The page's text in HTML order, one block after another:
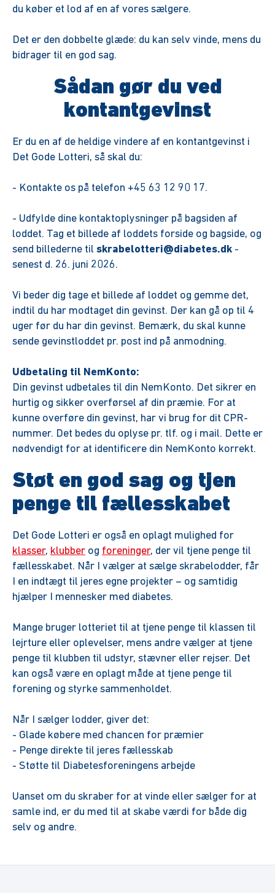
du køber et lod af en af vores sælgere.
Det er den dobbelte glæde: du kan selv vinde, mens du
bidrager til en god sag.
Sådan gør du ved
kontantgevinst
Er du en af de heldige vindere af en kontantgevinst i
Det Gode Lotteri, så skal du:
- Kontakte os på telefon +45 63 12 90 17.
- Udfylde dine kontaktoplysninger på bagsiden af
loddet. Tag et billede af loddets forside og bagside, og
send billederne til skrabelotteri@diabetes.dk -
senest d. 26. juni 2026.
Vi beder dig tage et billede af loddet og gemme det,
indtil du har modtaget din gevinst. Der kan gå op til 4
uger før du har din gevinst. Bemærk, du skal kunne
sende gevinstloddet pr. post ind på anmodning.
Udbetaling til NemKonto:
Din gevinst udbetales til din NemKonto. Det sikrer en
hurtig og sikker overførsel af din præmie. For at
kunne overføre din gevinst, har vi brug for dit CPR-
nummer. Det bedes du oplyse pr. tlf. og i mail. Dette er
nødvendigt for at identificere din NemKonto korrekt.
Støt en god sag og tjen
penge til fællesskabet
Det Gode Lotteri er også en oplagt mulighed for
klasser, klubber og foreninger, der vil tjene penge til
fællesskabet. Når I vælger at sælge skrabelodder, får
I en indtægt til jeres egne projekter – og samtidig
hjælper I mennesker med diabetes.
Mange bruger lotteriet til at tjene penge til klassen til
lejrture eller oplevelser, mens andre vælger at tjene
penge til klubben til udstyr, stævner eller rejser. Det
kan også være en oplagt måde at tjene penge til
forening og styrke sammenholdet.
Når I sælger lodder, giver det:
- Glade købere med chancen for præmier
- Penge direkte til jeres fællesskab
- Støtte til Diabetesforeningens arbejde
Uanset om du skraber for at vinde eller sælger for at
samle ind, er du med til at skabe værdi for både dig
selv og andre.